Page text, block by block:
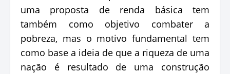
uma proposta de renda básica tem
também como objetivo combater a
pobreza, mas o motivo fundamental tem
como base a ideia de que a riqueza de uma
nação é resultado de uma construção